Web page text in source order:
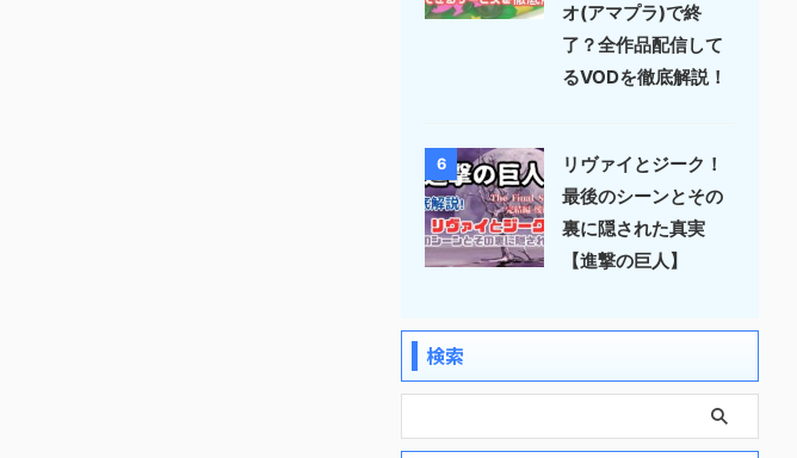
オ(アマプラ)で終
了？全作品配信して
るVODを徹底解説！
6
リヴァイとジーク！
最後のシーンとその
裏に隠された真実
【進撃の巨人】
検索